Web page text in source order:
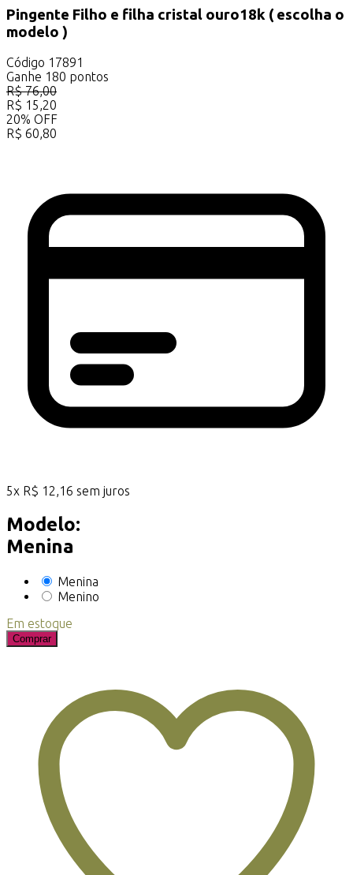
Pingente Filho e filha cristal ouro18k ( escolha o
modelo )
Código 17891
Ganhe 180 pontos
R$76,00
R$ 15,20
20% OFF
R$ 60,80
5x R$ 12,16 sem juros
Modelo:
Menina
Menina
Menino
Em estoque
Comprar